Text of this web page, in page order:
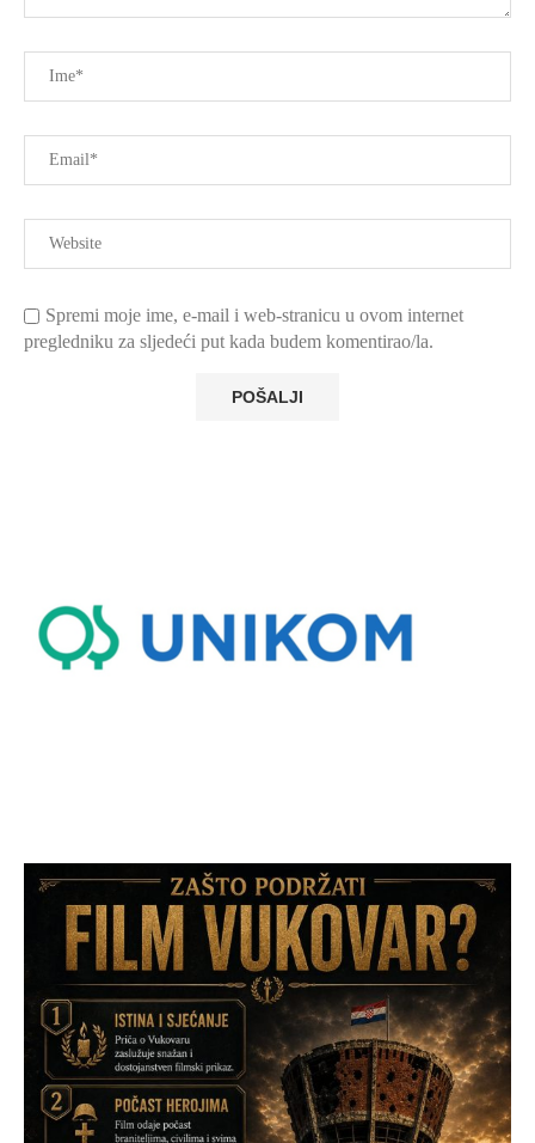
Spremi moje ime, e-mail i web-stranicu u ovom internet
pregledniku za sljedeći put kada budem komentirao/la.